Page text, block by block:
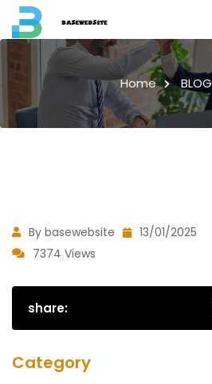
Home BLOG
By basewebsite
13/01/2025
7374 Views
share:
Category